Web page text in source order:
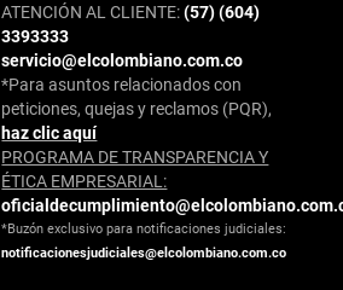
ATENCIÓN AL CLIENTE:(57) (604)
3393333
servicio@elcolombiano.com.co
*Para asuntos relacionados con
peticiones, quejas y reclamos (PQR),
haz clic aquí
PROGRAMA DE TRANSPARENCIA Y
ÉTICA EMPRESARIAL:
*Buzón exclusivo para notificaciones judiciales:
notificacionesjudiciales@elcolombiano.com.co